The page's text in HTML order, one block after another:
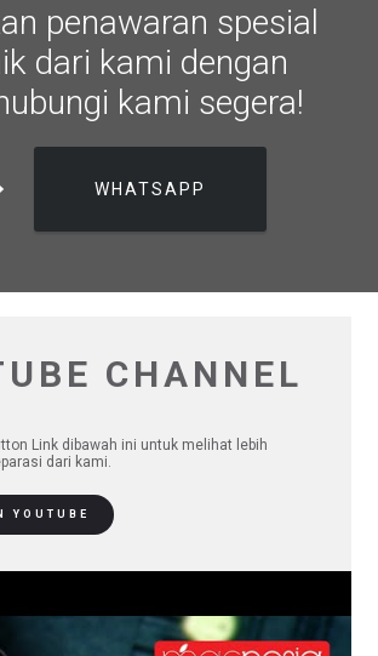
penawaran spesial
dari kami dengan
kami segera!
WHATSAPP
CHANNEL
Link dibawah ini untuk melihat lebih
dari kami.
YOUTUBE